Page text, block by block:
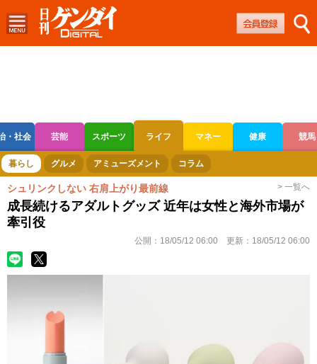
・社会 芸能 スポーツ ライフ マネー 健康 競馬
ボートレース 競輪 オートレース
暮らし グルメ アミューズメント コラム
シュリンクしない 右肩上がり最前線 > 一覧へ
成長続けるアダルトグッズ 近年は女性と海外市場が
牽引役
公開： 18/05/12 06:00 更新： 18/05/12 06:00